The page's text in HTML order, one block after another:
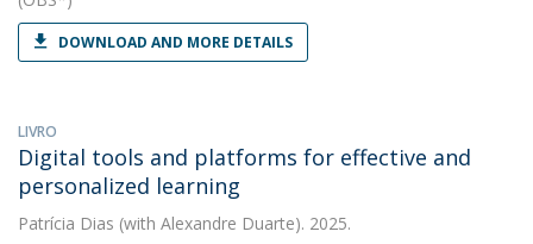
DOWNLOAD AND MORE DETAILS
LIVRO
Digital tools and platforms for effective and
personalized learning
Patrícia Dias (with Alexandre Duarte). 2025.